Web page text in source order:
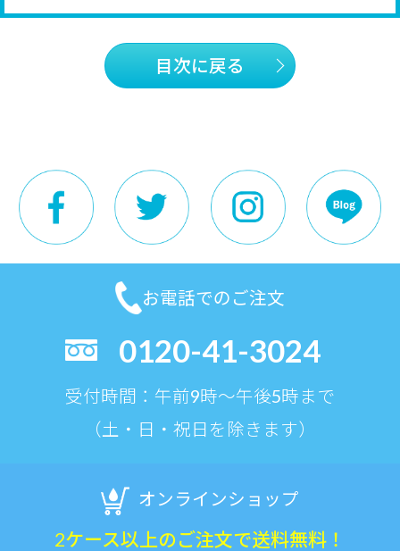
目次に戻る
お電話でのご注文
0120-41-3024
受付時間：午前9時〜午後5時まで
（土・日・祝日を除きます）
オンラインショップ
2ケース以上のご注文で送料無料！